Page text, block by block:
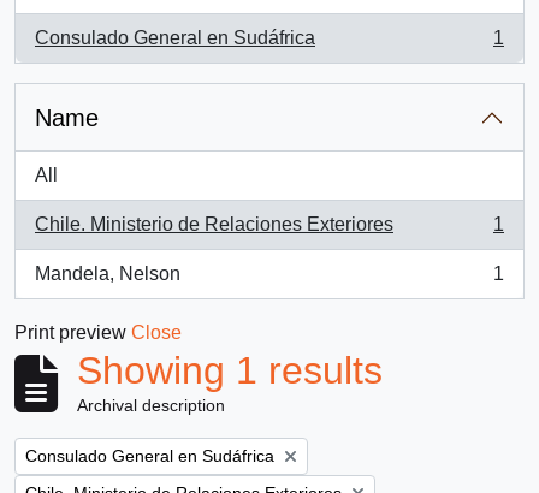
Consulado General en Sudáfrica
, 1 results
1
Name
All
Chile. Ministerio de Relaciones Exteriores
, 1 results
1
Mandela, Nelson
, 1 results
1
Print preview Close
Showing 1 results
Archival description
Remove filter:
Consulado General en Sudáfrica